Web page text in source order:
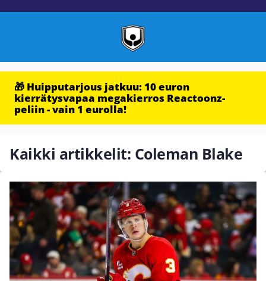
🎁 Huipputarjous jatkuu: 10 euron
kierrätysvapaa megakierros Reactoonz-
peliin - vain 1 eurolla!
Kaikki artikkelit: Coleman Blake